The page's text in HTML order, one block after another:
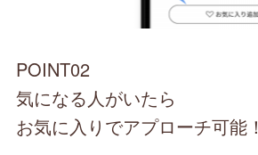
POINT02
気になる人がいたら
お気に入りでアプローチ可能！